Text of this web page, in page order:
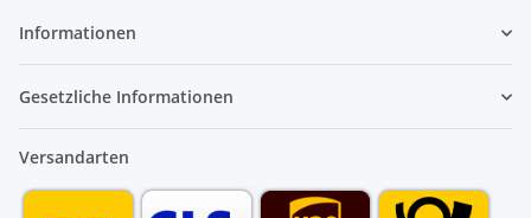
Informationen
Gesetzliche Informationen
Versandarten